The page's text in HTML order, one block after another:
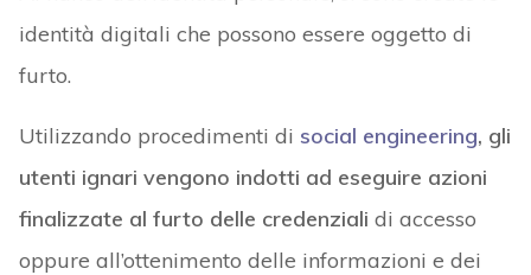
identità digitali che possono essere oggetto di
furto.
Utilizzando procedimenti di social engineering, gli
utenti ignari vengono indotti ad eseguire azioni
finalizzate al furto delle credenziali di accesso
oppure all’ottenimento delle informazioni e dei